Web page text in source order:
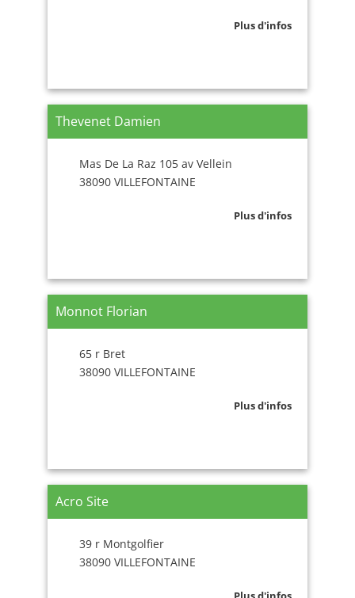
Plus d'infos
Thevenet Damien
Mas De La Raz 105 av Vellein
38090 VILLEFONTAINE
Plus d'infos
Monnot Florian
65 r Bret
38090 VILLEFONTAINE
Plus d'infos
Acro Site
39 r Montgolfier
38090 VILLEFONTAINE